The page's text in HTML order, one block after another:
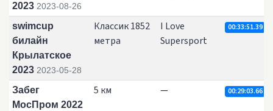
2023 2023-08-26
swimcup
билайн
Крылатское
2023 2023-05-28
Классик 1852
метра
I Love
Supersport
00:33:51.39
Забег
МосПром 2022
5 км — 00:29:03.66